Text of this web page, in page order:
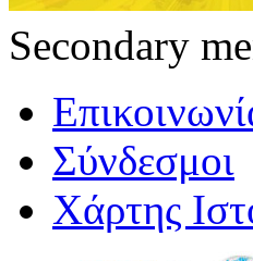
Secondary
Σύνδεσμοι
Χάρτης